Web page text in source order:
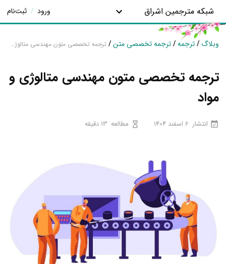
شبکه مترجمین اشراق ورود / ثبت‌نام
وبلاگ /ترجمه/ترجمه تخصصی متن/ ترجمه تخصصی متون مهندسی متالوژی و مواد
ترجمه تخصصی متون مهندسی متالوژی و
مواد
انتشار 6 اسفند 1404 مطالعه 13 دقیقه